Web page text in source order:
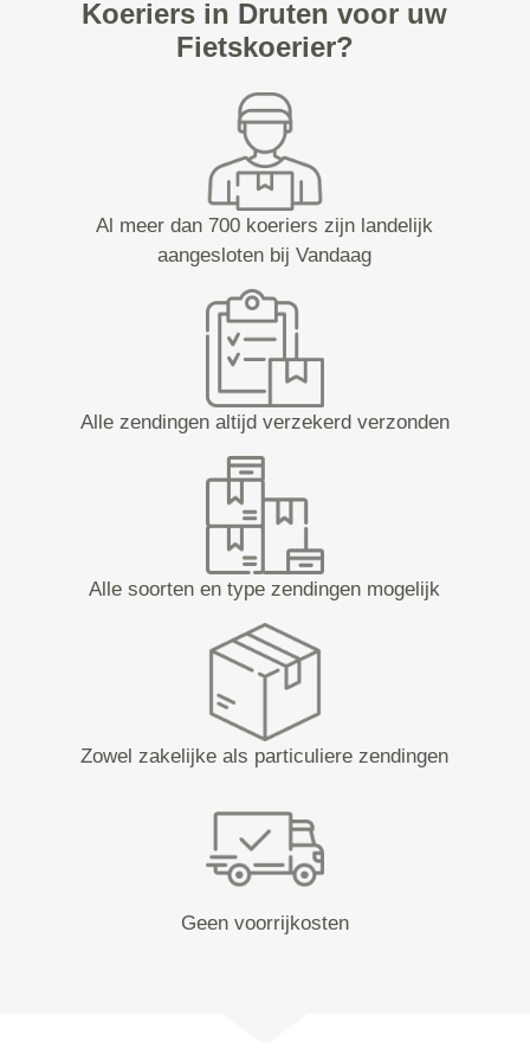
Koeriers in Druten voor uw
Fietskoerier?
Al meer dan 700 koeriers zijn landelijk
aangesloten bij Vandaag
Alle zendingen altijd verzekerd verzonden
Alle soorten en type zendingen mogelijk
Zowel zakelijke als particuliere zendingen
Geen voorrijkosten